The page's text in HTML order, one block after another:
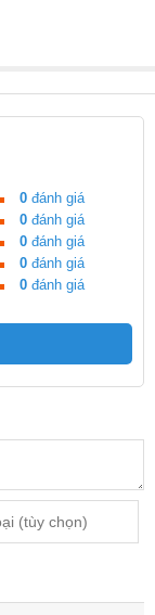
0 đánh giá
0 đánh giá
0 đánh giá
0 đánh giá
0 đánh giá